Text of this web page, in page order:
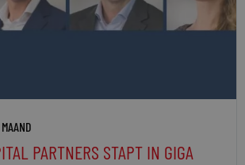
PARTNERS STAPT IN GIGA